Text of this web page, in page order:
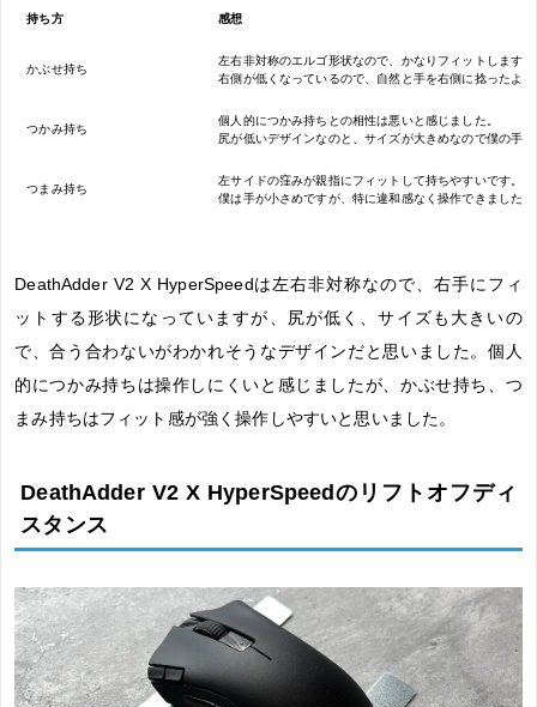
持ち方 感想
かぶせ持ち
左右非対称のエルゴ形状なので、かなりフィットします。
右側が低くなっているので、自然と手を右側に捻ったよ
つかみ持ち
個人的につかみ持ちとの相性は悪いと感じました。
尻が低いデザインなのと、サイズが大きめなので僕の手
つまみ持ち
左サイドの窪みが親指にフィットして持ちやすいです。
僕は手が小さめですが、特に違和感なく操作できました。
DeathAdder V2 X HyperSpeedは左右非対称なので、右手にフィ
ットする形状になっていますが、尻が低く、サイズも大きいの
で、合う合わないがわかれそうなデザインだと思いました。個人
的につかみ持ちは操作しにくいと感じましたが、かぶせ持ち、つ
まみ持ちはフィット感が強く操作しやすいと思いました。
DeathAdder V2 X HyperSpeedのリフトオフディ
スタンス